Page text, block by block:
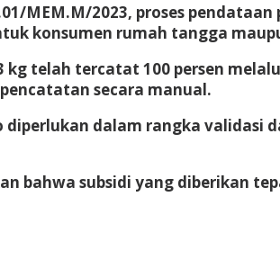
MEM.M/2023, proses
konsumen rumah tangga
kg telah tercatat 100 persen
secara manual.
dalam rangka
bahwa subsidi yang diberikan